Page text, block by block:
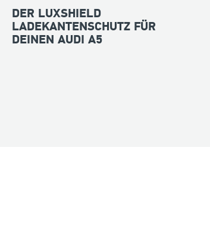
DER LUXSHIELD
LADEKANTENSCHUTZ FÜR
DEINEN AUDI A5